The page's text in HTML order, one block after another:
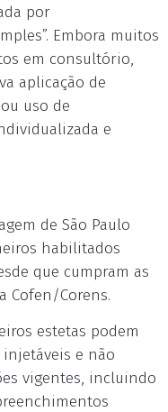
por
Embora muitos
em consultório,
aplicação de
uso de
e
de São Paulo
habilitados
que cumpram as
Cofen/Corens.
estetas podem
e não
vigentes, incluindo